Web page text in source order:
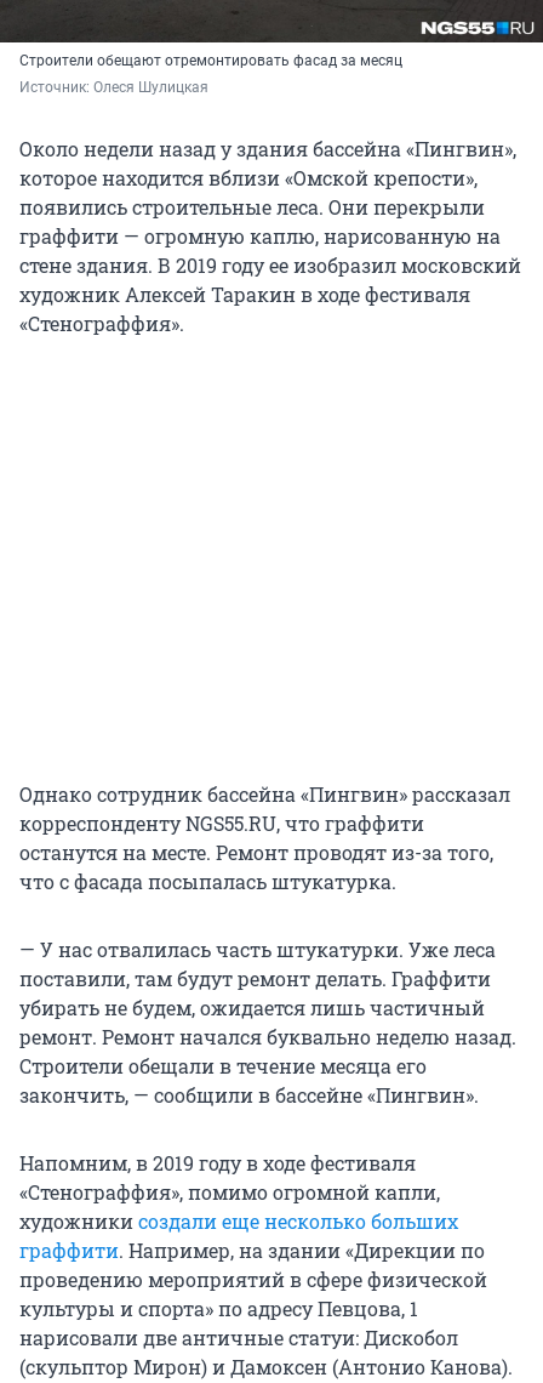
Строители обещают отремонтировать фасад за месяц
Источник: Олеся Шулицкая
Около недели назад у здания бассейна «Пингвин»,
которое находится вблизи «Омской крепости»,
появились строительные леса. Они перекрыли
граффити — огромную каплю, нарисованную на
стене здания. В 2019 году ее изобразил московский
художник Алексей Таракин в ходе фестиваля
«Стенограффия».
Однако сотрудник бассейна «Пингвин» рассказал
корреспонденту NGS55.RU, что граффити
останутся на месте. Ремонт проводят из-за того,
что с фасада посыпалась штукатурка.
— У нас отвалилась часть штукатурки. Уже леса
поставили, там будут ремонт делать. Граффити
убирать не будем, ожидается лишь частичный
ремонт. Ремонт начался буквально неделю назад.
Строители обещали в течение месяца его
закончить, — сообщили в бассейне «Пингвин».
Напомним, в 2019 году в ходе фестиваля
«Стенограффия», помимо огромной капли,
художникисоздали еще несколько больших
граффити. Например, на здании «Дирекции по
проведению мероприятий в сфере физической
культуры и спорта» по адресу Певцова, 1
нарисовали две античные статуи: Дискобол
(скульптор Мирон) и Дамоксен (Антонио Канова).